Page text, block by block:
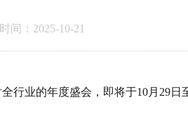
间：2025-10-21
全行业的年度盛会，即将于10月 29日